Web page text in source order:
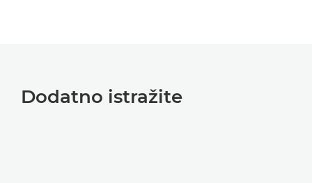
Dodatno istražite